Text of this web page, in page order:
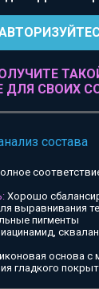
ДЛЯ СВОИХ
состава
Хорошо
выравнивания
пигменты
основа с
гладкого